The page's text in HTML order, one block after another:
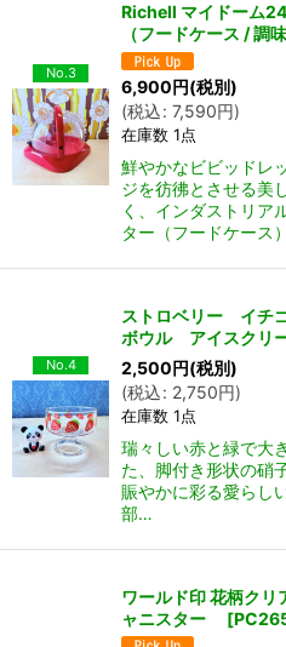
No.3
Richell マイドーム
（フードケース / 調
6,900円(税別)
(税込: 7,590円)
在庫数 1点
鮮やかなビビッドレ
ジを彷彿とさせる美
く、インダストリア
ター（フードケース
No.4
ストロベリー イチ
ボウル アイスクリ
2,500円(税別)
(税込: 2,750円)
在庫数 1点
瑞々しい赤と緑で大
た、脚付き形状の硝
賑やかに彩る愛らし
部…
ワールド印 花柄クリ
ャニスター
[